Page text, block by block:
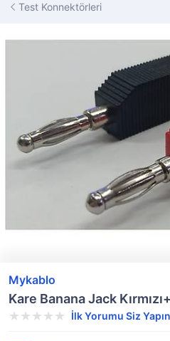
Test Konnektörleri
Mykablo
Kare Banana Jack
İlk Yorumu Siz Yapın